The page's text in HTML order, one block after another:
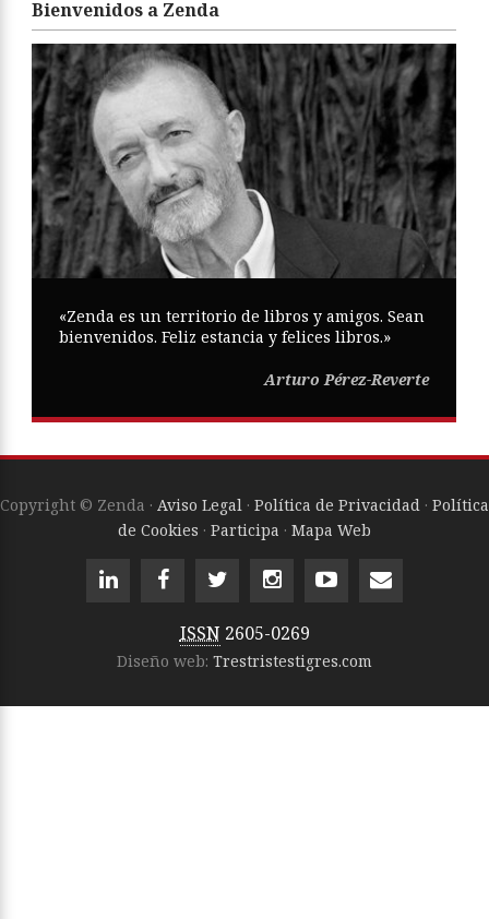
Bienvenidos a Zenda
«Zenda es un territorio de libros y amigos. Sean
bienvenidos. Feliz estancia y felices libros.»
Arturo Pérez-Reverte
Copyright © Zenda · Aviso Legal · Política de Privacidad · Política
de Cookies · Participa · Mapa Web
ISSN 2605-0269
Diseño web: Trestristestigres.com